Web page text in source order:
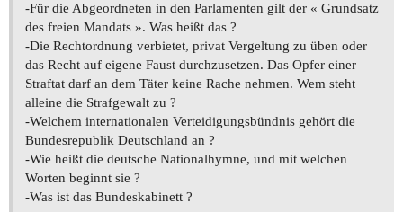
-Für die Abgeordneten in den Parlamenten gilt der « Grundsatz
des freien Mandats ». Was heißt das ?
-Die Rechtordnung verbietet, privat Vergeltung zu üben oder
das Recht auf eigene Faust durchzusetzen. Das Opfer einer
Straftat darf an dem Täter keine Rache nehmen. Wem steht
alleine die Strafgewalt zu ?
-Welchem internationalen Verteidigungsbündnis gehört die
Bundesrepublik Deutschland an ?
-Wie heißt die deutsche Nationalhymne, und mit welchen
Worten beginnt sie ?
-Was ist das Bundeskabinett ?